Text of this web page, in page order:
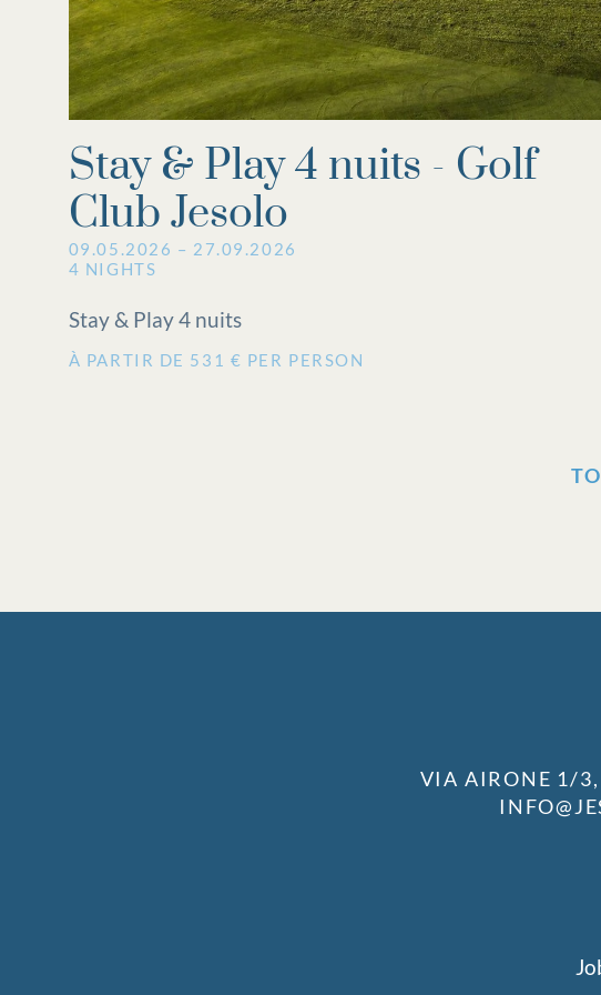
Stay & Play 4 nuits - Golf
Club Jesolo
09.05.2026 – 27.09.2026
4 NIGHTS
Stay & Play 4 nuits
À PARTIR DE 531 € PER PERSON
VIA AIRONE 1/